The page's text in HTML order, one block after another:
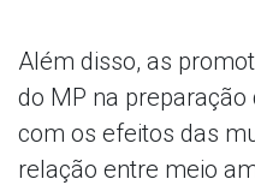
Além disso, as
do MP na
com os efeitos das
relação entre meio